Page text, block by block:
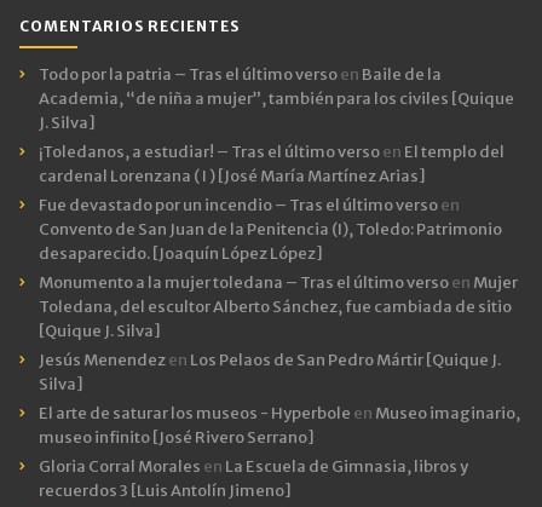
COMENTARIOS RECIENTES
Todo por la patria – Tras el último versoen Baile de la
Academia, “de niña a mujer”, también para los civiles [Quique
J. Silva]
¡Toledanos, a estudiar! – Tras el último versoen El templo del
cardenal Lorenzana ( I ) [José María Martínez Arias]
Fue devastado por un incendio – Tras el último versoen
Convento de San Juan de la Penitencia (I), Toledo: Patrimonio
desaparecido. [Joaquín López López]
Monumento a la mujer toledana – Tras el último versoen Mujer
Toledana, del escultor Alberto Sánchez, fue cambiada de sitio
[Quique J. Silva]
Jesús Menendezen Los Pelaos de San Pedro Mártir [Quique J.
Silva]
El arte de saturar los museos - Hyperbole en Museo imaginario,
museo infinito [José Rivero Serrano]
Gloria Corral Morales en La Escuela de Gimnasia, libros y
recuerdos 3 [Luis Antolín Jimeno]